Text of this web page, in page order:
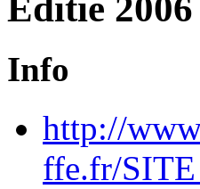
Info
http://
ffe.fr/